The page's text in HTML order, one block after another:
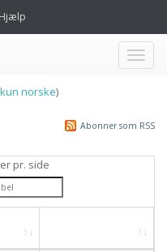
Hjælp
Toggle
kun norske)
Abonner som RSS
pr. side